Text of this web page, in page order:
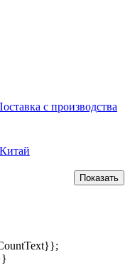
с производства
Показать